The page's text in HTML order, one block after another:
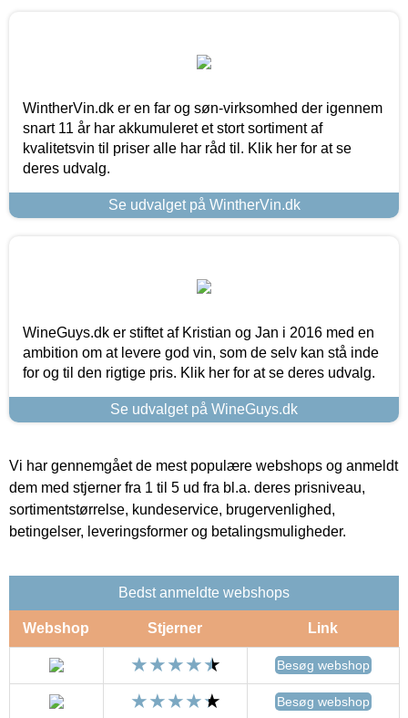
WintherVin.dk er en far og søn-virksomhed der igennem
snart 11 år har akkumuleret et stort sortiment af
kvalitetsvin til priser alle har råd til. Klik her for at se
deres udvalg.
Se udvalget på WintherVin.dk
WineGuys.dk er stiftet af Kristian og Jan i 2016 med en
ambition om at levere god vin, som de selv kan stå inde
for og til den rigtige pris. Klik her for at se deres udvalg.
Se udvalget på WineGuys.dk
Vi har gennemgået de mest populære webshops og anmeldt
dem med stjerner fra 1 til 5 ud fra bl.a. deres prisniveau,
sortimentstørrelse, kundeservice, brugervenlighed,
betingelser, leveringsformer og betalingsmuligheder.
Bedst anmeldte webshops
Webshop Stjerner Link
Besøg webshop
Besøg webshop